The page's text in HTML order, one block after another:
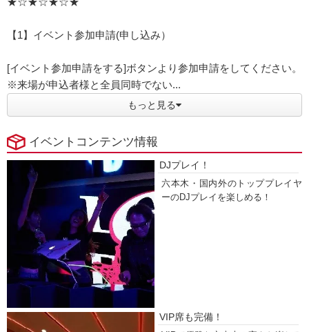
【1】イベント参加申請(申し込み）
[イベント参加申請をする]ボタンより参加申請をしてください。
※来場が申込者様と全員同時でない...
もっと見る
イベントコンテンツ情報
DJプレイ！
六本木・国内外のトッププレイヤ
ーのDJプレイを楽しめる！
VIP席も完備！